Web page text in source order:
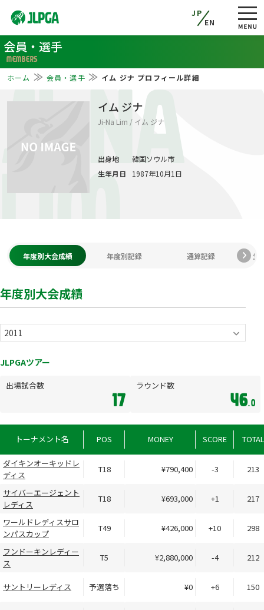
JP
EN
会員・選手
MEMBERS
ホーム 会員・選手 イム ジナ プロフィール詳細
JI-NA
LIM
イム ジナ
Ji-Na Lim / イム ジナ
出身地
韓国ソウル市
生年月日
1987年10月1日
年度別大会成績 年度別記録 通算記録 生
年度別大会成績
JLPGAツアー
出場試合数
17
ラウンド数
46.0
トーナメント名 POS MONEY SCORE TOTAL
ダイキンオーキッドレ
ディス
T18 ¥790,400 -3 213
サイバーエージェント
レディス
T18 ¥693,000 +1 217
ワールドレディスサロ
ンパスカップ
T49 ¥426,000 +10 298
フンドーキンレディー
ス
T5 ¥2,880,000 -4 212
サントリーレディス 予選落ち ¥0 +6 150